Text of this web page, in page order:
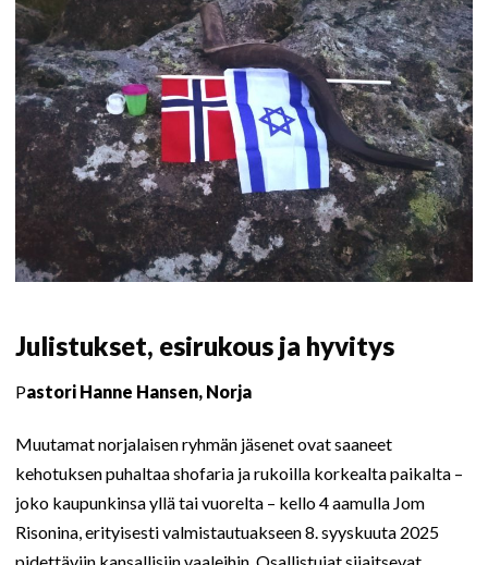
Julistukset, esirukous ja hyvitys
Pastori Hanne Hansen, Norja
Muutamat norjalaisen ryhmän jäsenet ovat saaneet
kehotuksen puhaltaa shofaria ja rukoilla korkealta paikalta –
joko kaupunkinsa yllä tai vuorelta – kello 4 aamulla Jom
Risonina, erityisesti valmistautuakseen 8. syyskuuta 2025